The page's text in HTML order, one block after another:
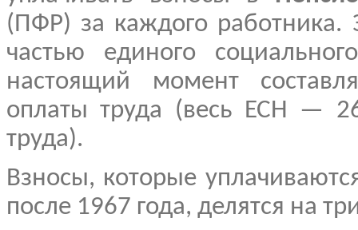
(ПФР) за каждого работника.
частью единого
настоящий момент
оплаты труда (весь ЕСН —
труда).
Взносы, которые
после 1967 года, делятся на